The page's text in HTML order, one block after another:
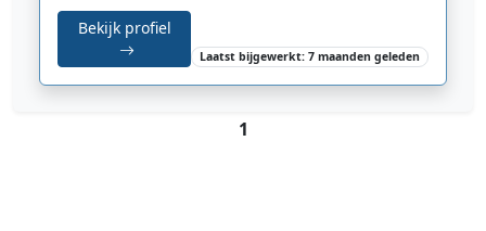
Bekijk profiel
Laatst bijgewerkt: 7 maanden geleden
1